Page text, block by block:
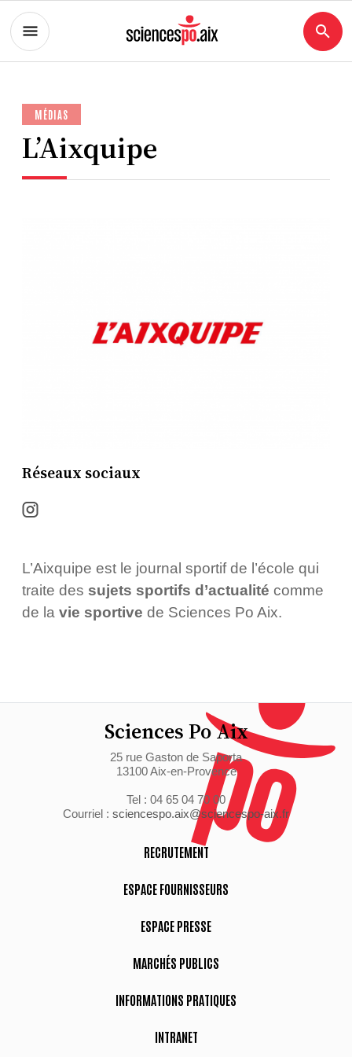
MÉDIAS
L’Aixquipe
Réseaux sociaux
L’Aixquipe est le journal sportif de l’école qui
traite des sujets sportifs d’actualité comme
de la vie sportive de Sciences Po Aix.
Sciences Po Aix
25 rue Gaston de Saporta
13100 Aix-en-Provence
Tel : 04 65 04 70 00
Courriel : sciencespo.aix@sciencespo-aix.fr
RECRUTEMENT
ESPACE FOURNISSEURS
ESPACE PRESSE
MARCHÉS PUBLICS
INFORMATIONS PRATIQUES
INTRANET